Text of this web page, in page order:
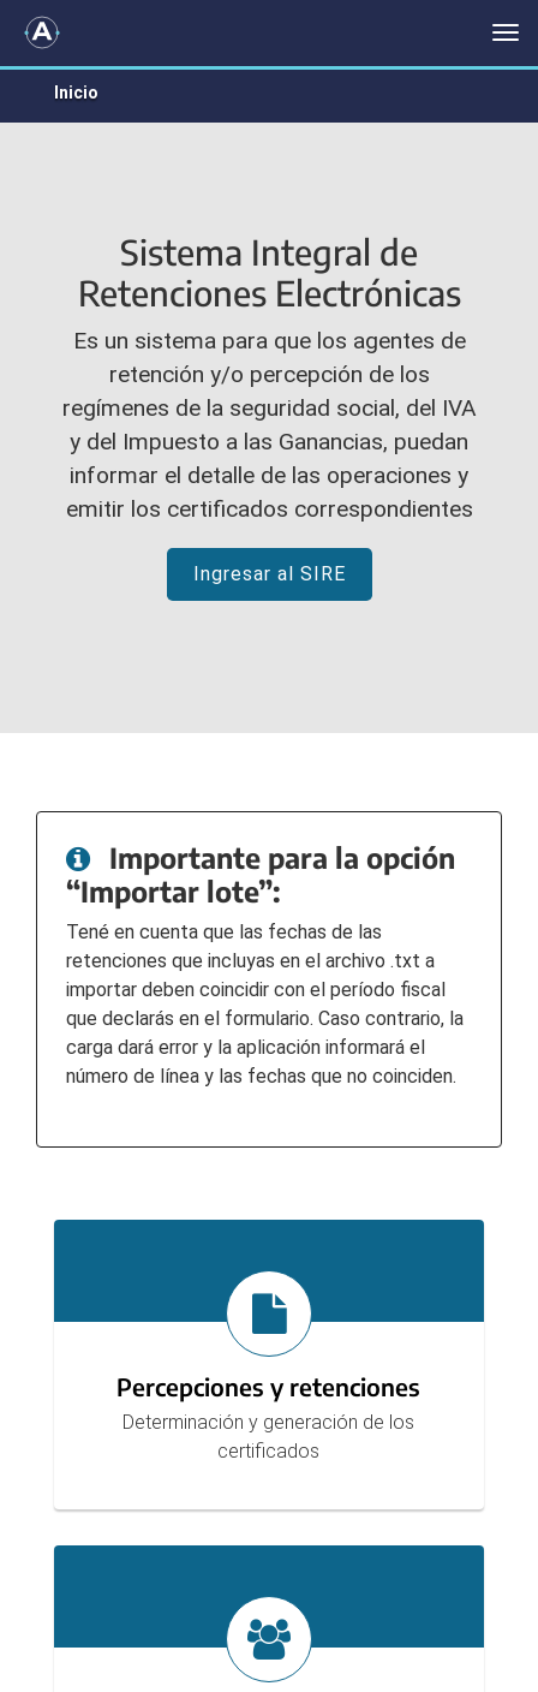
SISTEMA INTEGRAL DE RETENCIONES ELECTRÓNICAS
Inicio
Sistema Integral de
Retenciones Electrónicas
Es un sistema para que los agentes de
retención y/o percepción de los
regímenes de la seguridad social, del IVA
y del Impuesto a las Ganancias, puedan
informar el detalle de las operaciones y
emitir los certificados correspondientes
Ingresar al SIRE
Importante para la opción
“Importar lote”:
Tené en cuenta que las fechas de las
retenciones que incluyas en el archivo .txt a
importar deben coincidir con el período fiscal
que declarás en el formulario. Caso contrario, la
carga dará error y la aplicación informará el
número de línea y las fechas que no coinciden.
Secciones
Percepciones y retenciones
Determinación y generación de los
certificados